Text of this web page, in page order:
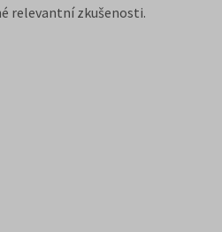
relevantní zkušenosti.